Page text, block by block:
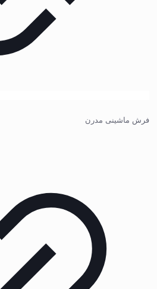
فرش ماشینی مدرن